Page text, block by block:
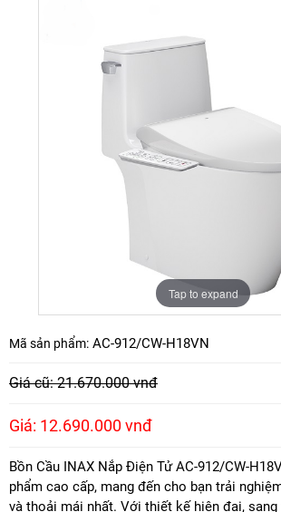
Tap to expand
Mã sản phẩm: AC-912/CW-H18VN
Giá cũ: 21.670.000 vnđ
Giá: 12.690.000 vnđ
Bồn Cầu INAX Nắp Điện Tử AC-912/CW-
phẩm cao cấp, mang đến cho bạn trải
và thoải mái nhất. Với thiết kế hiện đại,